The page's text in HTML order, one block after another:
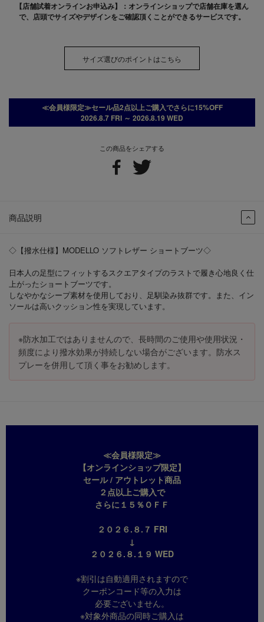
この商品をシェアする
商品説明
◇【撥水仕様】MODELLO ソフトレザー ショートブーツ◇
日本人の足型にフィットするスクエアタイプのラストで履き心地良く仕
上がったショートブーツです。
しなやかなシープ素材を使用しており、足馴染み抜群です。また、イン
ソールは高いクッション性を実現しています。
※防水加工ではありませんので、長時間のご使用や使用状況・
頻度により撥水効果が持続しない場合がございます。防水ス
プレーを併用して頂く事をお勧めします。
≪会員様限定≫
【オンラインショップ限定】
セール / アウトレット商品
２点以上ご購入で
さらに１５％ＯＦＦ
２０２６.８.７ FRI
↓
２０２６.８.１９ WED
※割引は自動適用されますので
クーポンコード等の入力は
必要ございません。
※対象外商品の同時ご購入は
【店舗試着オンラインお申込み】：オンラインショップで店舗在庫を選ん
で、店頭でサイズやデザインをご確認頂くことができるサービスです。
サイズ選びのポイントはこちら
≪会員様限定≫セール品2点以上ご購入でさらに15%OFF
2026.8.7 FRI ～ 2026.8.19 WED